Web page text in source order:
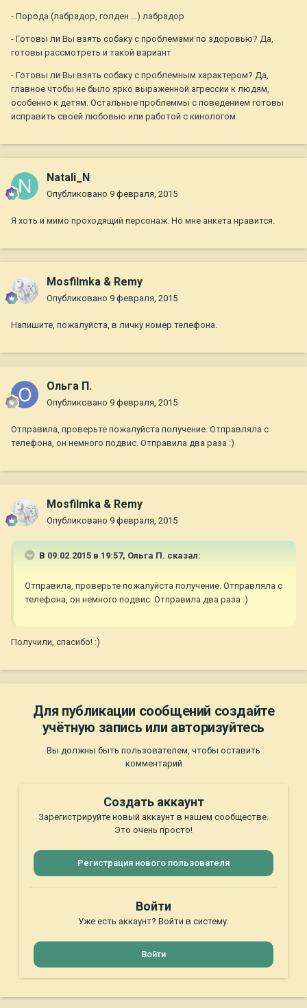
- Порода (лабрадор, голден …) лабрадор
- Готовы ли Вы взять собаку с проблемами по здоровью? Да,
готовы рассмотреть и такой вариант
- Готовы ли Вы взять собаку с проблемным характером? Да,
главное чтобы не было ярко выраженной агрессии к людям,
особенно к детям. Остальные проблеммы с поведением готовы
исправить своей любовью или работой с кинологом.
Natali_N
Опубликовано 9 февраля, 2015
Я хоть и мимо проходящий персонаж. Но мне анкета нравится.
Mosfilmka & Remy
Опубликовано 9 февраля, 2015
Напишите, пожалуйста, в личку номер телефона.
Ольга П.
Опубликовано 9 февраля, 2015
Отправила, проверьте пожалуйста получение. Отправляла с
телефона, он немного подвис. Отправила два раза :)
Mosfilmka & Remy
Опубликовано 9 февраля, 2015
В 09.02.2015 в 19:57, Ольга П. сказал:
Отправила, проверьте пожалуйста получение. Отправляла с
телефона, он немного подвис. Отправила два раза :)
Получили, спасибо! :)
Для публикации сообщений создайте
учётную запись или авторизуйтесь
Вы должны быть пользователем, чтобы оставить
комментарий
Создать аккаунт
Зарегистрируйте новый аккаунт в нашем сообществе.
Это очень просто!
Регистрация нового пользователя
Войти
Уже есть аккаунт? Войти в систему.
Войти